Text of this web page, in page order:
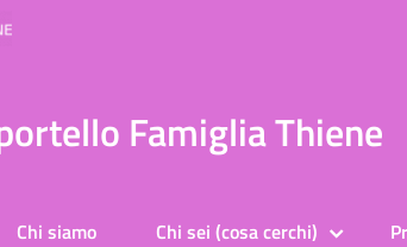
Famiglia Thiene
Chi siamo Chi sei (cosa cerchi)